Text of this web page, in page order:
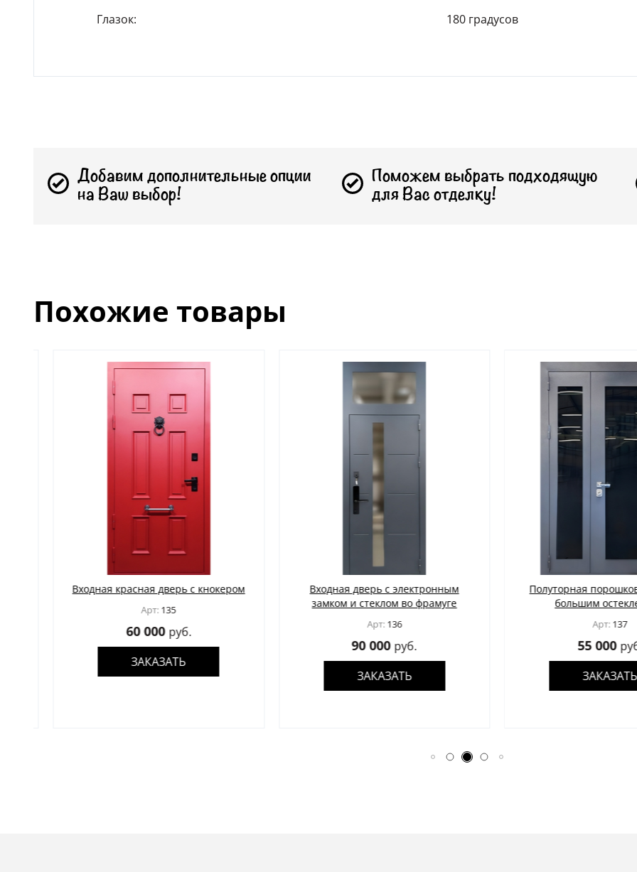
Глазок: 180 градусов
Добавим дополнительные опции
на Ваш выбор!
Поможем выбрать подходящую
для Вас отделку!
Похожие товары
Входная красная дверь с кнокером
135
60 000руб.
ЗАКАЗАТЬ
Входная дверь с электронным
замком и стеклом во фрамуге
136
90 000руб.
ЗАКАЗАТЬ
Полуторная порошковая
большим
137
55 000руб.
ЗАКАЗАТЬ